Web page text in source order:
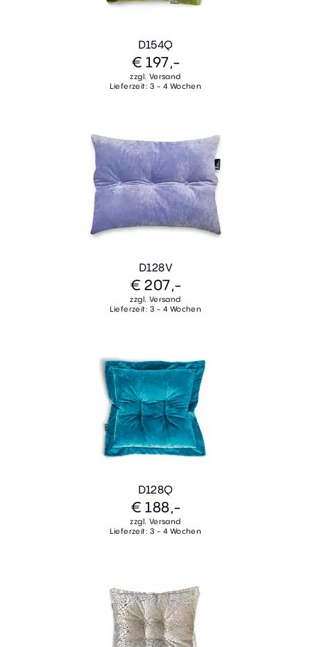
D154Q
€ 197,-
zzgl. Versand
Lieferzeit: 3 - 4 Wochen
D128V
€ 207,-
zzgl. Versand
Lieferzeit: 3 - 4 Wochen
D128Q
€ 188,-
zzgl. Versand
Lieferzeit: 3 - 4 Wochen